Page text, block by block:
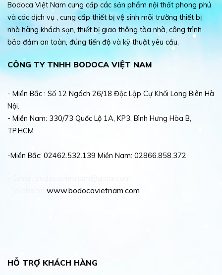
Bodoca Việt Nam cung cấp các sản phẩm nội thất phong phú
và các dịch vụ , cung cấp thiết bị vệ sinh môi trường thiết bị
nhà hàng khách sạn, thiết bị giao thông tòa nhà, công trình
bảo đảm an toàn, đúng tiến độ và kỹ thuật yêu cầu.
CÔNG TY TNHH BODOCA VIỆT NAM
- Miền Bắc : Số 12 Ngách 26/18 Độc Lập Cự Khối Long Biên Hà
Nội.
- Miền Nam: 330/73 Quốc Lộ 1A, KP3, Bình Hưng Hòa B,
TP.HCM.
-Miền Bắc: 02462.532.139 Miền Nam: 02866.858.372
www.bodocavietnam.com
HỖ TRỢ KHÁCH HÀNG